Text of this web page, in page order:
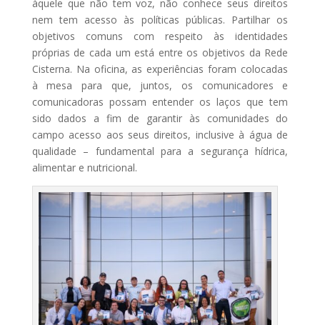
àquele que não tem voz, não conhece seus direitos
nem tem acesso às políticas públicas. Partilhar os
objetivos comuns com respeito às identidades
próprias de cada um está entre os objetivos da Rede
Cisterna. Na oficina, as experiências foram colocadas
à mesa para que, juntos, os comunicadores e
comunicadoras possam entender os laços que tem
sido dados a fim de garantir às comunidades do
campo acesso aos seus direitos, inclusive à água de
qualidade – fundamental para a segurança hídrica,
alimentar e nutricional.